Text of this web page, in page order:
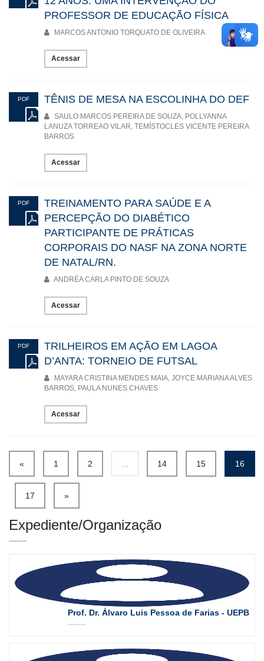
PROFESSOR DE EDUCAÇÃO FÍSICA
MARCOS ANTONIO TORQUATO DE OLIVEIRA
Acessar
PDF TÊNIS DE MESA NA ESCOLINHA DO DEF
SAULO MARCOS PEREIRA DE SOUZA, POLLYANNA
LANUZA TORREAO VILAR, TEMÍSTOCLES VICENTE PEREIRA
BARROS
Acessar
PDF
TREINAMENTO PARA SAÚDE E A
PERCEPÇÃO DO DIABÉTICO
PARTICIPANTE DE PRÁTICAS
CORPORAIS DO NASF NA ZONA NORTE
DE NATAL/RN.
ANDRÉA CARLA PINTO DE SOUZA
Acessar
PDF
TRILHEIROS EM AÇÃO EM LAGOA
D’ANTA: TORNEIO DE FUTSAL
MAYARA CRISTINA MENDES MAIA, JOYCE MARIANA ALVES
BARROS, PAULA NUNES CHAVES
Acessar
« 1 2 14 15 16
17 »
Expediente/Organização
Prof. Dr. Álvaro Luis Pessoa de Farias - UEPB